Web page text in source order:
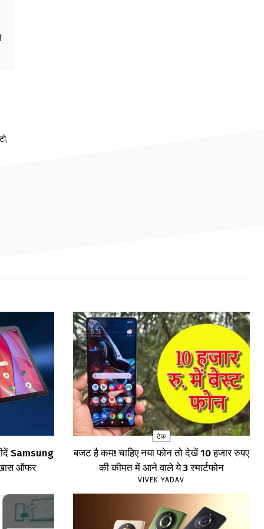
Samsung
ऑफर
टेक
बजट है कम! चाहिए नया फोन तो देखें 10 हजार रुपए
की कीमत में आने वाले ये 3 स्मार्टफोन
VIVEK YADAV